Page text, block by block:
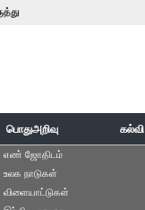
பொதுஅறிவு கல்வி
எ‌ண் ஜோ‌திட‌ம்
உலக நாடுகள்
விளையாட்டுகள்